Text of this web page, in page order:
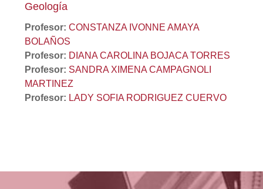
Geología
Profesor: CONSTANZA IVONNE AMAYA
BOLAÑOS
Profesor: DIANA CAROLINA BOJACA TORRES
Profesor: SANDRA XIMENA CAMPAGNOLI
MARTINEZ
Profesor: LADY SOFIA RODRIGUEZ CUERVO